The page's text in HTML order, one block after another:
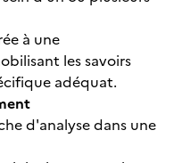
à une
les savoirs
adéquat.
d'analyse dans une